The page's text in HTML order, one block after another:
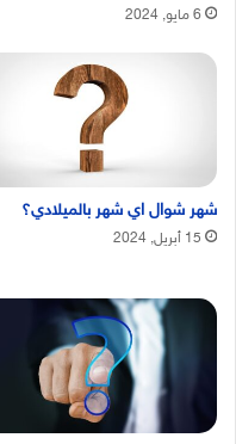
6 مايو, 2024
شهر شوال اي شهر بالميلادي؟
15 أبريل, 2024